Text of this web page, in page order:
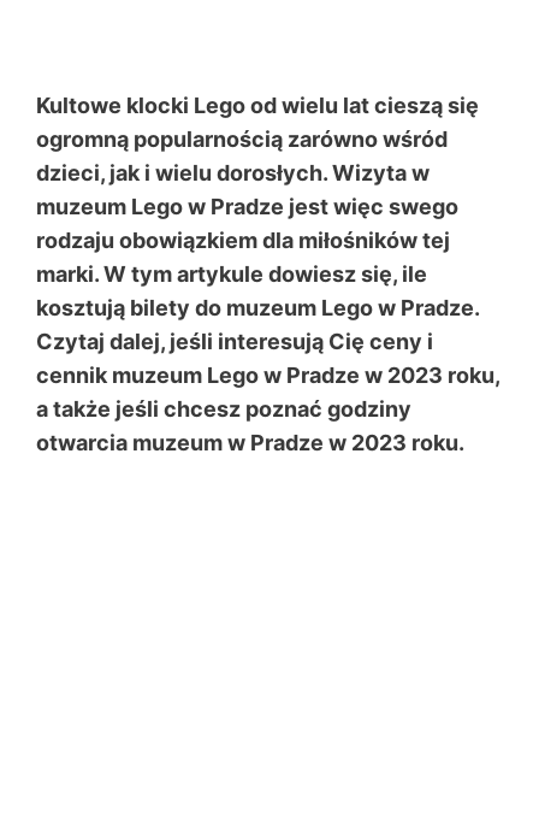
Kultowe klocki Lego od wielu lat cieszą się
ogromną popularnością zarówno wśród
dzieci, jak i wielu dorosłych. Wizyta w
muzeum Lego w Pradze jest więc swego
rodzaju obowiązkiem dla miłośników tej
marki. W tym artykule dowiesz się, ile
kosztują bilety do muzeum Lego w Pradze.
Czytaj dalej, jeśli interesują Cię ceny i
cennik muzeum Lego w Pradze w 2023 roku,
a także jeśli chcesz poznać godziny
otwarcia muzeum w Pradze w 2023 roku.